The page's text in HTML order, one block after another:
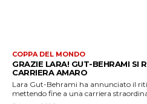
COPPA DEL MONDO
GRAZIE LARA! GUT-BEHRAMI SI
CARRIERA AMARO
Lara Gut-Behrami ha annunciato il
mettendo fine a una carriera